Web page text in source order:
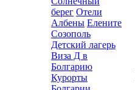
берег Отели
Албены Елените
Созополь
Детский лагерь
Виза Д в
Болгарию
Курорты